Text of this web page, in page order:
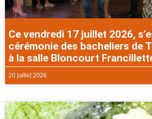
Ce vendredi 17 juillet 2026,
cérémonie des bacheliers de
à la salle Bloncourt
20 juillet 2026